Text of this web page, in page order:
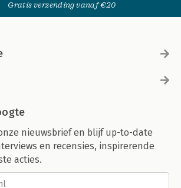
Gratis verzending vanaf €20
nieuwsbrief en blijf up-to-date
en recensies, inspirerende
acties.